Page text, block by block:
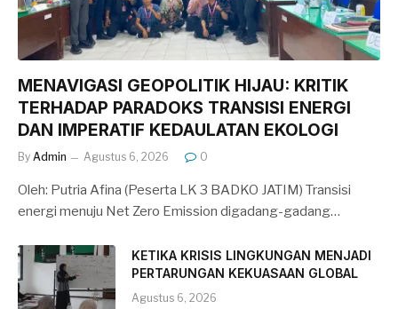
MENAVIGASI GEOPOLITIK HIJAU: KRITIK
TERHADAP PARADOKS TRANSISI ENERGI
DAN IMPERATIF KEDAULATAN EKOLOGI
By Admin Agustus 6, 2026 0
Oleh: Putria Afina (Peserta LK 3 BADKO JATIM) Transisi
energi menuju Net Zero Emission digadang-gadang…
KETIKA KRISIS LINGKUNGAN MENJADI
PERTARUNGAN KEKUASAAN GLOBAL
Agustus 6, 2026